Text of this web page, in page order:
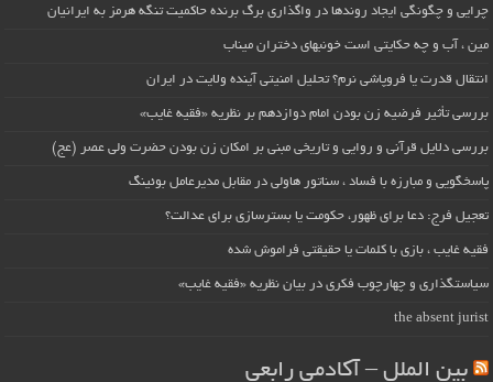
چرایی و چگونگی ایجاد روندها در واگذاری برگ برنده حاکمیت تنگه هرمز به ایرانیان
مین ، آب و چه حکایتی است خونبهای دختران میناب
انتقال قدرت یا فروپاشی نرم؟ تحلیل امنیتی آینده ولایت در ایران
بررسی تأثیر فرضیه زن بودن امام دوازدهم بر نظریه «فقیه غایب»
بررسی دلایل قرآنی و روایی و تاریخی مبنی بر امکان زن بودن حضرت ولی عصر (عج)
پاسخگویی و مبارزه با فساد ، سناتور هاولی در مقابل مدیرعامل بوئینگ
تعجیل فرج: دعا برای ظهور، حکومت یا بسترسازی برای عدالت؟
فقیه غایب ، بازی با کلمات یا حقیقتی فراموش شده
سیاستگذاری و چهارچوب فکری در بیان نظریه «فقیه غایب»
the absent jurist
بین الملل – آکادمی رابعی